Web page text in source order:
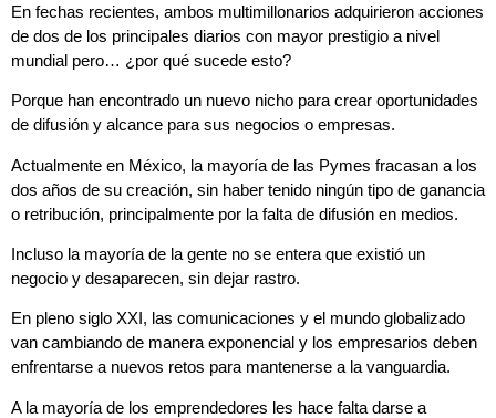
En fechas recientes, ambos multimillonarios adquirieron acciones
de dos de los principales diarios con mayor prestigio a nivel
mundial pero… ¿por qué sucede esto?
Porque han encontrado un nuevo nicho para crear oportunidades
de difusión y alcance para sus negocios o empresas.
Actualmente en México, la mayoría de las Pymes fracasan a los
dos años de su creación, sin haber tenido ningún tipo de ganancia
o retribución, principalmente por la falta de difusión en medios.
Incluso la mayoría de la gente no se entera que existió un
negocio y desaparecen, sin dejar rastro.
En pleno siglo XXI, las comunicaciones y el mundo globalizado
van cambiando de manera exponencial y los empresarios deben
enfrentarse a nuevos retos para mantenerse a la vanguardia.
A la mayoría de los emprendedores les hace falta darse a